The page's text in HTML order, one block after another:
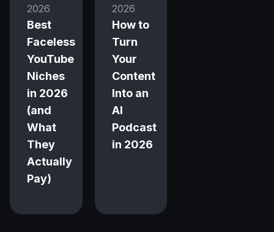
2026
Best
Faceless
YouTube
Niches
in 2026
(and
What
They
Actually
Pay)
2026
How to
Turn
Your
Content
Into an
AI
Podcast
in 2026